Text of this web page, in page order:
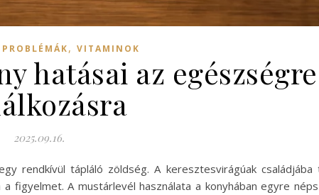
, VITAMINOK
hatásai az
2025.09.16.
rendkívül tápláló zöldség. A keresztesvirágúak
figyelmet. A mustárlevél használata a konyhában egyre